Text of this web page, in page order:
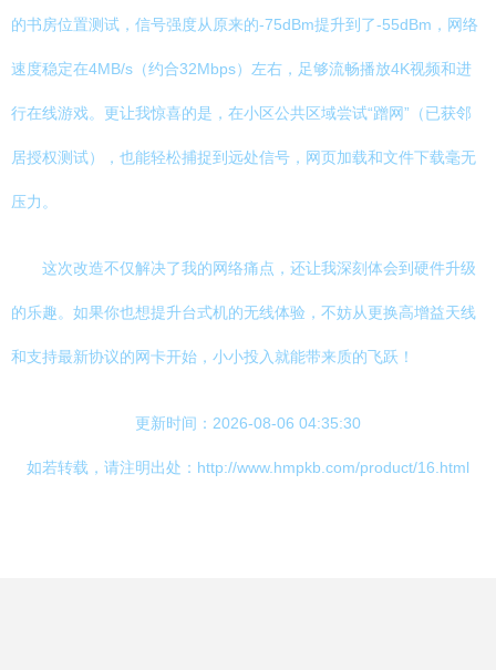
的书房位置测试，信号强度从原来的-75dBm提升到了-55dBm，网络
速度稳定在4MB/s（约合32Mbps）左右，足够流畅播放4K视频和进
行在线游戏。更让我惊喜的是，在小区公共区域尝试“蹭网”（已获邻
居授权测试），也能轻松捕捉到远处信号，网页加载和文件下载毫无
压力。
这次改造不仅解决了我的网络痛点，还让我深刻体会到硬件升级
的乐趣。如果你也想提升台式机的无线体验，不妨从更换高增益天线
和支持最新协议的网卡开始，小小投入就能带来质的飞跃！
更新时间：2026-08-06 04:35:30
如若转载，请注明出处：http://www.hmpkb.com/product/16.html